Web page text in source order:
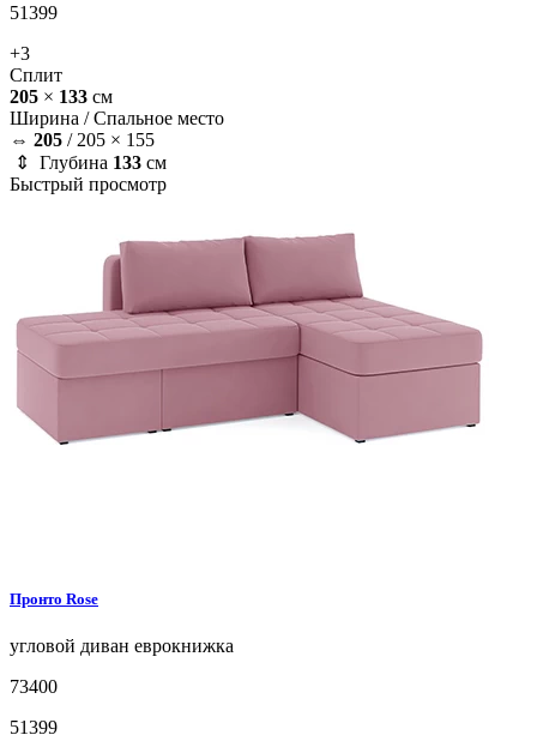
51399
+3
Сплит
205 × 133 см
Ширина /Спальное место
⇔ 205 / 205 × 155
⇕ Глубина 133 см
Быстрый просмотр
Пронто Rose
угловой диван еврокнижка
73400
51399